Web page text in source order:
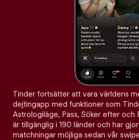
Tinder fortsätter att vara världens
dejtingapp med funktioner som
Astrologiläge, Pass, Söker efter
är tillgänglig i 190 länder och har
matchningar möjliga sedan vår